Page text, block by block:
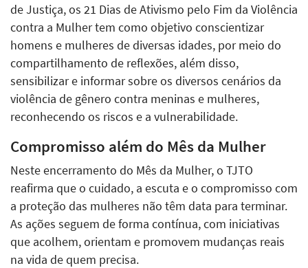
de Justiça, os 21 Dias de Ativismo pelo Fim da Violência
contra a Mulher tem como objetivo conscientizar
homens e mulheres de diversas idades, por meio do
compartilhamento de reflexões, além disso,
sensibilizar e informar sobre os diversos cenários da
violência de gênero contra meninas e mulheres,
reconhecendo os riscos e a vulnerabilidade.
Compromisso além do Mês da Mulher
Neste encerramento do Mês da Mulher, o TJTO
reafirma que o cuidado, a escuta e o compromisso com
a proteção das mulheres não têm data para terminar.
As ações seguem de forma contínua, com iniciativas
que acolhem, orientam e promovem mudanças reais
na vida de quem precisa.